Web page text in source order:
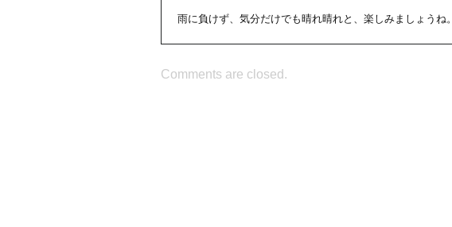
雨に負けず、気分だけでも晴れ晴れと、楽しみましょうね。
Comments are closed.